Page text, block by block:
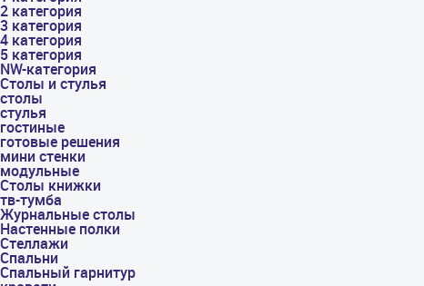
2 категория
3 категория
4 категория
5 категория
NW-категория
Столы и стулья
столы
стулья
гостиные
готовые решения
мини стенки
модульные
Столы книжки
тв-тумба
Журнальные столы
Настенные полки
Стеллажи
Спальни
Спальный гарнитур